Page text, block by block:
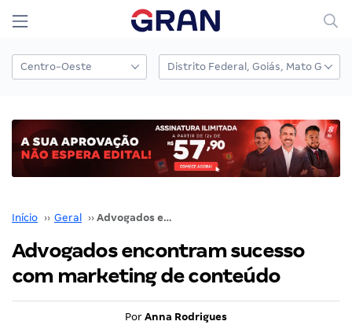
Início ›› Geral ›› Advogados encontram sucesso com marketing de conteúdo
Advogados encontram sucesso
com marketing de conteúdo
Por Anna Rodrigues